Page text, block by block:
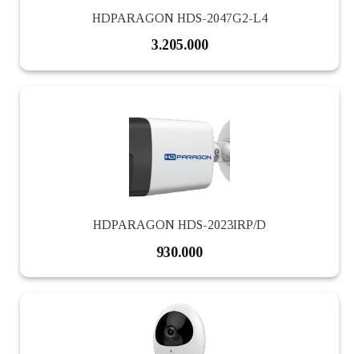
HDPARAGON HDS-2047G2-L4
3.205.000
HDPARAGON HDS-2023IRP/D
930.000